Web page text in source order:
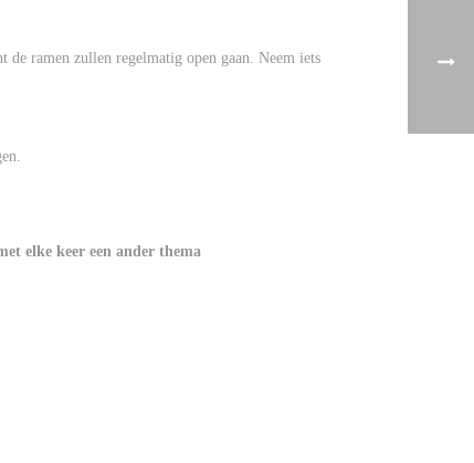
ramen zullen regelmatig open gaan. Neem iets
elke keer een ander thema